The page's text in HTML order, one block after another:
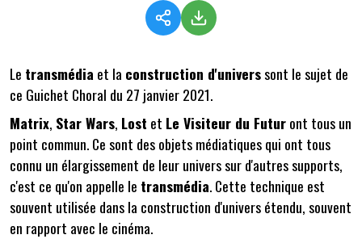
Le transmédia et la construction d'universsont le sujet de
ce Guichet Choral du 27 janvier 2021.
Matrix, Star Wars, Lost et Le Visiteur du Futuront tous un
point commun. Ce sont des objets médiatiques qui ont tous
connu un élargissement de leur univers sur d'autres supports,
c'est ce qu'on appelle le transmédia. Cette technique est
souvent utilisée dans la construction d'univers étendu, souvent
en rapport avec le cinéma.